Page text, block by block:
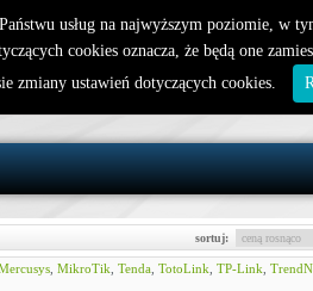
W koszyku jest 0 produktów(y)
sortuj:
MikroTik Tenda TotoLink TP-Link
usług na najwyższym poziomie, w
cookies oznacza, że będą one
zmiany ustawień dotyczących cookies.